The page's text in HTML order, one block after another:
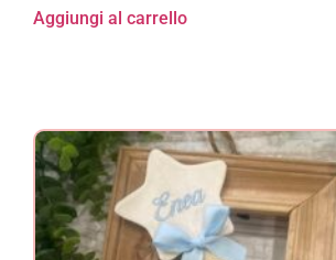
Aggiungi al carrello